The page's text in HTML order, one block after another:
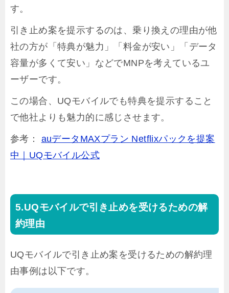
す。
引き止め案を提示するのは、乗り換えの理由が他
社の方が「特典が魅力」「料金が安い」「データ
容量が多くて安い」などでMNPを考えているユ
ーザーです。
この場合、UQモバイルでも特典を提示すること
で他社よりも魅力的に感じさせます。
参考：
auデータMAXプラン Netflixパックを提案
中｜UQモバイル公式
UQモバイルで引き止めを受けるための解
約理由
UQモバイルで引き止め案を受けるための解約理
由事例は以下です。